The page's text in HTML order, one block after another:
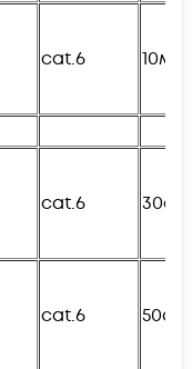
cat.6 10м
cat.6 30см
cat.6 50см